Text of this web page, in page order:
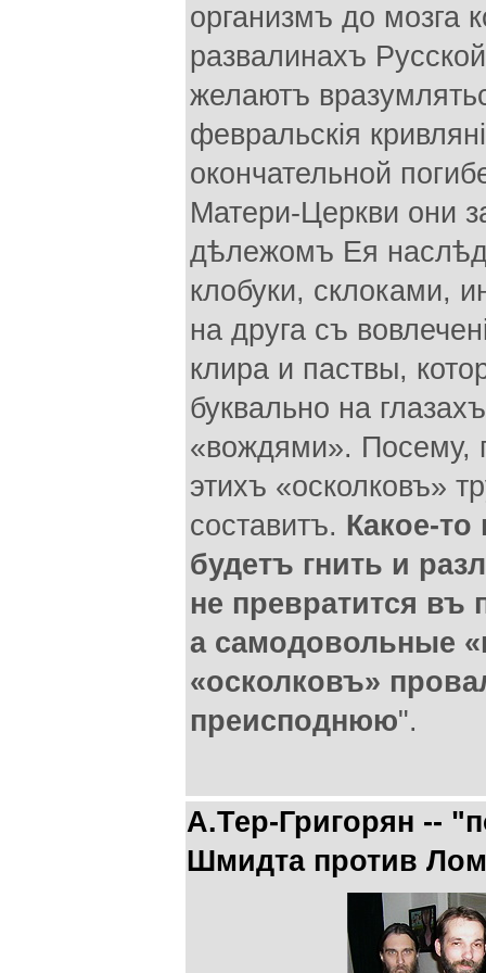
организмъ до мозга
развалинахъ
желаютъ
февральскія
окончательной
Матери-Церкви они
дѣлежомъ Ея
клобуки, склоками,
на друга съ
клира и паствы,
буквально на
«вождями». Посему,
этихъ «осколковъ»
составитъ. Какое-
будетъ гнить и
не превратится въ
а самодовольные
«осколковъ»
преисподнюю".
А.Тер-Григорян --
Шмидта против